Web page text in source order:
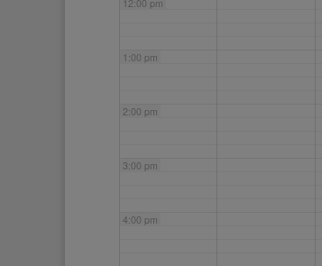
12:00 pm
1:00 pm
2:00 pm
3:00 pm
4:00 pm